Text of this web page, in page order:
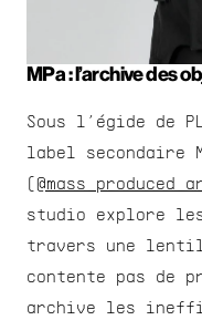
MPa : l’archive des
Sous l’égide de
label secondaire
studio explore
travers une
contente pas de
archive les